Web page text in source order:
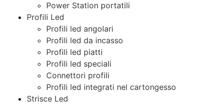
Power Station portatili
Profili Led
Profili led angolari
Profili led da incasso
Profili led piatti
Profili led speciali
Connettori profili
Profili led integrati nel cartongesso
Strisce Led